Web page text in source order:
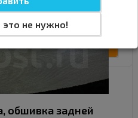
обшивка задней
это не нужно!